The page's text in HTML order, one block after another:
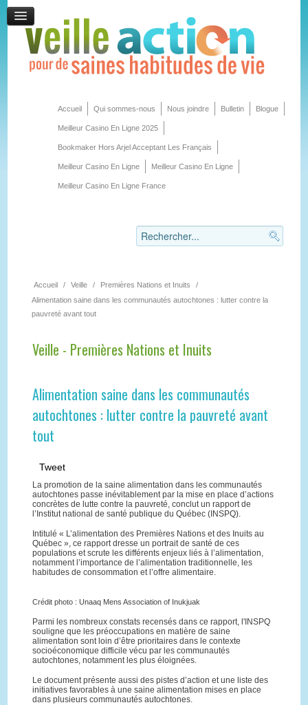
Accueil Qui sommes-nous Nous joindre Bulletin Blogue
Meilleur Casino En Ligne 2025
Bookmaker Hors Arjel Acceptant Les Français
Meilleur Casino En Ligne Meilleur Casino En Ligne
Meilleur Casino En Ligne France
Accueil / Veille / Premières Nations et Inuits
/
Alimentation saine dans les communautés autochtones : lutter contre la
pauvreté avant tout
Veille - Premières Nations et Inuits
Alimentation saine dans les communautés
autochtones : lutter contre la pauvreté avant
tout
Tweet
La promotion de la saine alimentation dans les communautés
autochtones passe inévitablement par la mise en place d’actions
concrètes de lutte contre la pauvreté, conclut un rapport de
l’Institut national de santé publique du Québec (INSPQ).
Intitulé « L’alimentation des Premières Nations et des Inuits au
Québec », ce rapport dresse un portrait de santé de ces
populations et scrute les différents enjeux liés à l’alimentation,
notamment l’importance de l’alimentation traditionnelle, les
habitudes de consommation et l’offre alimentaire.
Crédit photo : Unaaq Mens Association of Inukjuak
Parmi les nombreux constats recensés dans ce rapport, l'INSPQ
souligne que les préoccupations en matière de saine
alimentation sont loin d’être prioritaires dans le contexte
socioéconomique difficile vécu par les communautés
autochtones, notamment les plus éloignées.
Le document présente aussi des pistes d’action et une liste des
initiatives favorables à une saine alimentation mises en place
dans plusieurs communautés autochtones.